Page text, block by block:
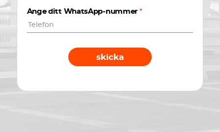
Ange ditt WhatsApp-nummer *
skicka